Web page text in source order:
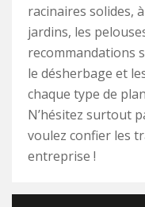
racinaires solides,
jardins, les
recommandations
le désherbage et
chaque type de
N’hésitez surtout
voulez confier les
entreprise !